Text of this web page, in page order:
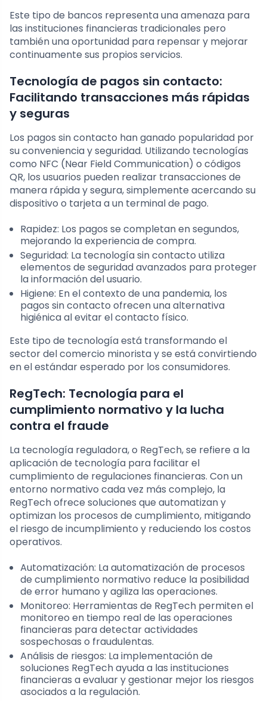
Este tipo de bancos representa una amenaza para
las instituciones financieras tradicionales pero
también una oportunidad para repensar y mejorar
continuamente sus propios servicios.
Tecnología de pagos sin contacto:
Facilitando transacciones más rápidas
y seguras
Los pagos sin contacto han ganado popularidad por
su conveniencia y seguridad. Utilizando tecnologías
como NFC (Near Field Communication) o códigos
QR, los usuarios pueden realizar transacciones de
manera rápida y segura, simplemente acercando su
dispositivo o tarjeta a un terminal de pago.
Rapidez: Los pagos se completan en segundos,
mejorando la experiencia de compra.
Seguridad: La tecnología sin contacto utiliza
elementos de seguridad avanzados para proteger
la información del usuario.
Higiene: En el contexto de una pandemia, los
pagos sin contacto ofrecen una alternativa
higiénica al evitar el contacto físico.
Este tipo de tecnología está transformando el
sector del comercio minorista y se está convirtiendo
en el estándar esperado por los consumidores.
RegTech: Tecnología para el
cumplimiento normativo y la lucha
contra el fraude
La tecnología reguladora, o RegTech, se refiere a la
aplicación de tecnología para facilitar el
cumplimiento de regulaciones financieras. Con un
entorno normativo cada vez más complejo, la
RegTech ofrece soluciones que automatizan y
optimizan los procesos de cumplimiento, mitigando
el riesgo de incumplimiento y reduciendo los costos
operativos.
Automatización: La automatización de procesos
de cumplimiento normativo reduce la posibilidad
de error humano y agiliza las operaciones.
Monitoreo: Herramientas de RegTech permiten el
monitoreo en tiempo real de las operaciones
financieras para detectar actividades
sospechosas o fraudulentas.
Análisis de riesgos: La implementación de
soluciones RegTech ayuda a las instituciones
financieras a evaluar y gestionar mejor los riesgos
asociados a la regulación.